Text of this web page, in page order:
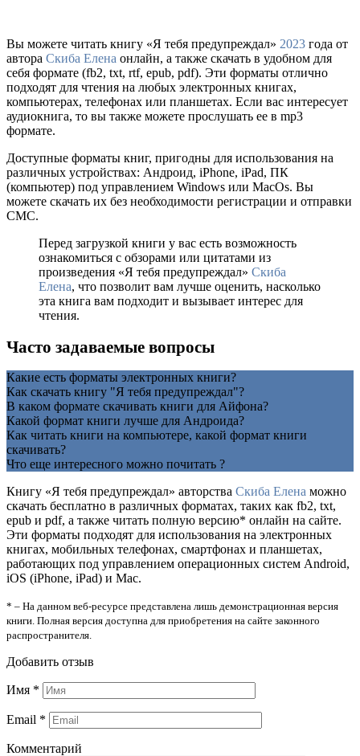
Вы можете читать книгу «Я тебя предупреждал» 2023 года от
автора Скиба Елена онлайн, а также скачать в удобном для
себя формате (fb2, txt, rtf, epub, pdf). Эти форматы отлично
подходят для чтения на любых электронных книгах,
компьютерах, телефонах или планшетах. Если вас интересует
аудиокнига, то вы также можете прослушать ее в mp3
формате.
Доступные форматы книг, пригодны для использования на
различных устройствах: Андроид, iPhone, iPad, ПК
(компьютер) под управлением Windows или MacOs. Вы
можете скачать их без необходимости регистрации и отправки
СМС.
Перед загрузкой книги у вас есть возможность
ознакомиться с обзорами или цитатами из
произведения «Я тебя предупреждал» Скиба
Елена, что позволит вам лучше оценить, насколько
эта книга вам подходит и вызывает интерес для
чтения.
Часто задаваемые вопросы
Какие есть форматы электронных книги?
Как скачать книгу "Я тебя предупреждал"?
В каком формате скачивать книги для Айфона?
Какой формат книги лучше для Андроида?
Как читать книги на компьютере, какой формат книги
скачивать?
Что еще интересного можно почитать ?
Книгу «Я тебя предупреждал» авторства Скиба Елена можно
скачать бесплатно в различных форматах, таких как fb2, txt,
epub и pdf, а также читать полную версию* онлайн на сайте.
Эти форматы подходят для использования на электронных
книгах, мобильных телефонах, смартфонах и планшетах,
работающих под управлением операционных систем Android,
iOS (iPhone, iPad) и Mac.
* – На данном веб-ресурсе представлена лишь демонстрационная версия
книги. Полная версия доступна для приобретения на сайте законного
распространителя.
Добавить отзыв
Имя *
Email *
Комментарий